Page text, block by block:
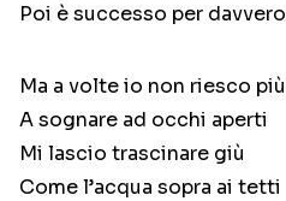
Poi è successo per davvero
Ma a volte io non riesco più
A sognare ad occhi aperti
Mi lascio trascinare giù
Come l’acqua sopra ai tetti